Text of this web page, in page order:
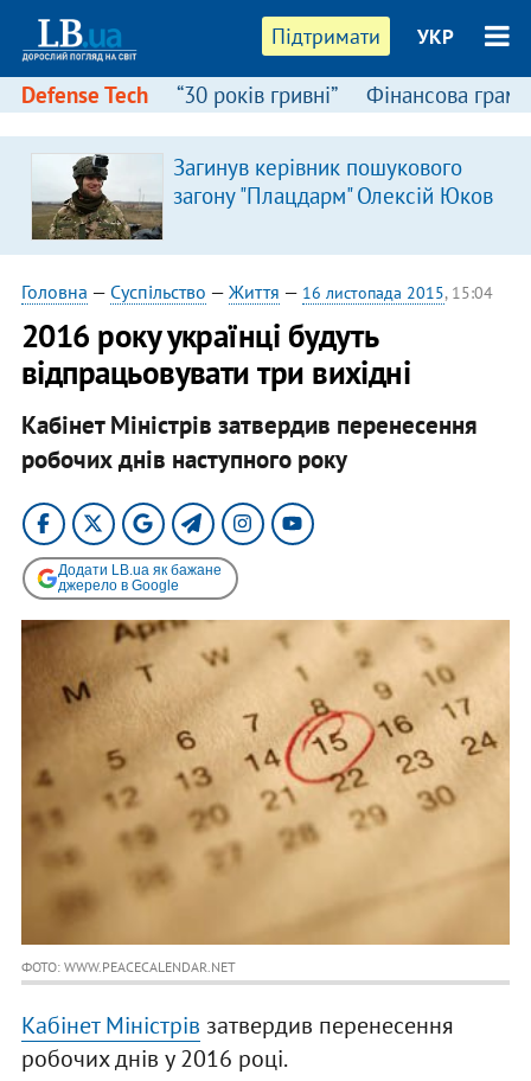
Підтримати УКР
Defense Tech “30 років гривні” Фінансова
Загинув керівник пошукового
загону "Плацдарм" Олексій Юков
Головна — Суспільство — Життя — 16 листопада 2015, 15:04
2016 року українці будуть
відпрацьовувати три вихідні
Кабінет Міністрів затвердив перенесення
робочих днів наступного року
Додати LB.ua як бажане
джерело в Google
ФОТО: WWW.PEACECALENDAR.NET
Кабінет Міністрів затвердив перенесення
робочих днів у 2016 році.